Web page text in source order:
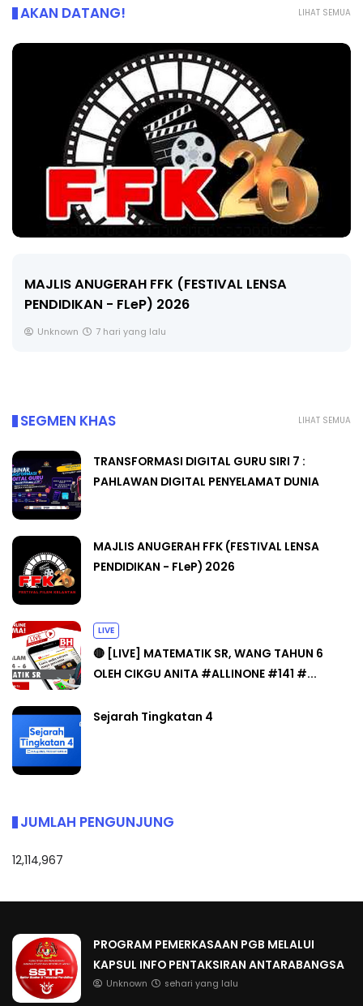
LIHAT SEMUA
AKAN DATANG!
MAJLIS ANUGERAH FFK (FESTIVAL LENSA
PENDIDIKAN - FLeP) 2026
Unknown 7 hari yang lalu
LIHAT SEMUA
SEGMEN KHAS
TRANSFORMASI DIGITAL GURU SIRI 7 :
PAHLAWAN DIGITAL PENYELAMAT DUNIA
MAJLIS ANUGERAH FFK (FESTIVAL LENSA
PENDIDIKAN - FLeP) 2026
LIVE
🔴 [LIVE] MATEMATIK SR, WANG TAHUN 6
OLEH CIKGU ANITA #ALLINONE #141 #...
Sejarah Tingkatan 4
JUMLAH PENGUNJUNG
12,114,967
PROGRAM PEMERKASAAN PGB MELALUI
KAPSUL INFO PENTAKSIRAN ANTARABANGSA
Unknown sehari yang lalu